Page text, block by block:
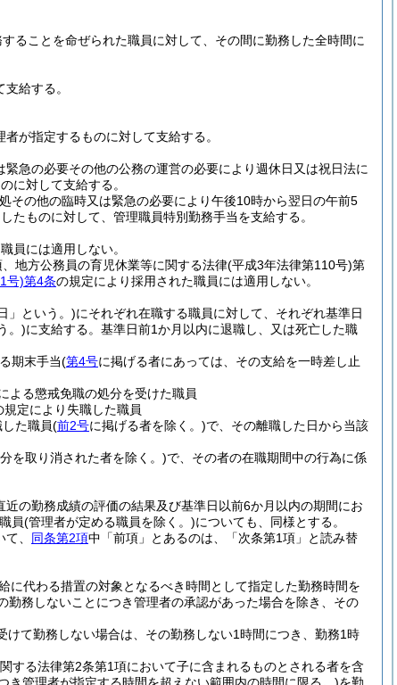
ることを命ぜられた職員に対して、その間に勤務した全時間に
給する。
が指定するものに対して支給する。
急の必要その他の公務の運営の必要により週休日又は祝日法に
に対して支給する。
その他の臨時又は緊急の必要により午後10時から翌日の午前5
たものに対して、管理職員特別勤務手当を支給する。
員には適用しない。
地方公務員の育児休業等に関する法律(平成3年法律第110号)第
号)第4条の規定により採用された職員には適用しない。
」という。)にそれぞれ在職する職員に対して、それぞれ基準日
。)に支給する。 基準日前1か月以内に退職し、又は死亡した職
期末手当(第4号に掲げる者にあっては、その支給を一時差し止
よる懲戒免職の処分を受けた職員
定により失職した職員
た職員(前2号に掲げる者を除く。)で、その離職した日から当該
を取り消された者を除く。)で、その者の在職期間中の行為に係
の勤務成績の評価の結果及び基準日以前6か月以内の期間にお
員(管理者が定める職員を除く。)についても、同様とする。
、 同条第2項中「前項」とあるのは、「次条第1項」と読み替
に代わる措置の対象となるべき時間として指定した勤務時間を
勤務しないことにつき管理者の承認があった場合を除き、その
けて勤務しない場合は、その勤務しない1時間につき、勤務1時
する法律第2条第1項において子に含まれるものとされる者を含